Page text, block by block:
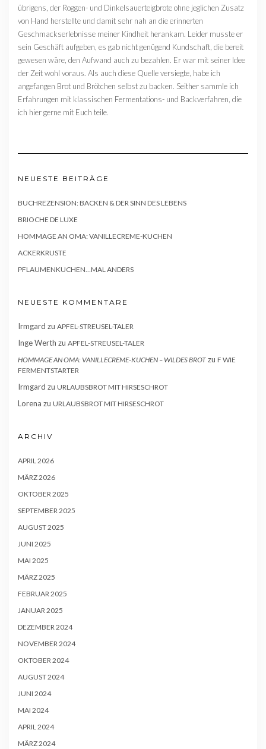
übrigens, der Roggen- und Dinkelsauerteigbrote ohne jeglichen Zusatz
von Hand herstellte und damit sehr nah an die erinnerten
Geschmackserlebnisse meiner Kindheit herankam. Leider musste er
sein Geschäft aufgeben, es gab nicht genügend Kundschaft, die bereit
gewesen wäre, den Aufwand auch zu bezahlen. Er war mit seiner Idee
der Zeit wohl voraus. Als auch diese Quelle versiegte, habe ich
angefangen Brot und Brötchen selbst zu backen. Seither sammle ich
Erfahrungen mit klassischen Fermentations- und Backverfahren, die
ich hier gerne mit Euch teile.
NEUESTE BEITRÄGE
BUCHREZENSION: BACKEN & DER SINN DES LEBENS
BRIOCHE DE LUXE
HOMMAGE AN OMA: VANILLECREME-KUCHEN
ACKERKRUSTE
PFLAUMENKUCHEN…MAL ANDERS
NEUESTE KOMMENTARE
Irmgard zu APFEL-STREUSEL-TALER
Inge Werth zu APFEL-STREUSEL-TALER
HOMMAGE AN OMA: VANILLECREME-KUCHEN – WILDES BROT zu F WIE
FERMENTSTARTER
Irmgard zu URLAUBSBROT MIT HIRSESCHROT
Lorena zu URLAUBSBROT MIT HIRSESCHROT
ARCHIV
APRIL 2026
MÄRZ 2026
OKTOBER 2025
SEPTEMBER 2025
AUGUST 2025
JUNI 2025
MAI 2025
MÄRZ 2025
FEBRUAR 2025
JANUAR 2025
DEZEMBER 2024
NOVEMBER 2024
OKTOBER 2024
AUGUST 2024
JUNI 2024
MAI 2024
APRIL 2024
MÄRZ 2024